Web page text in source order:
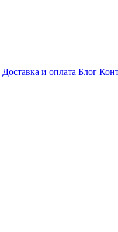
Доставка и оплата Блог